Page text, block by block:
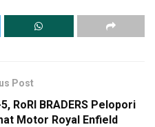
Post
RoRI BRADERS Pelopori
Motor Royal Enfield